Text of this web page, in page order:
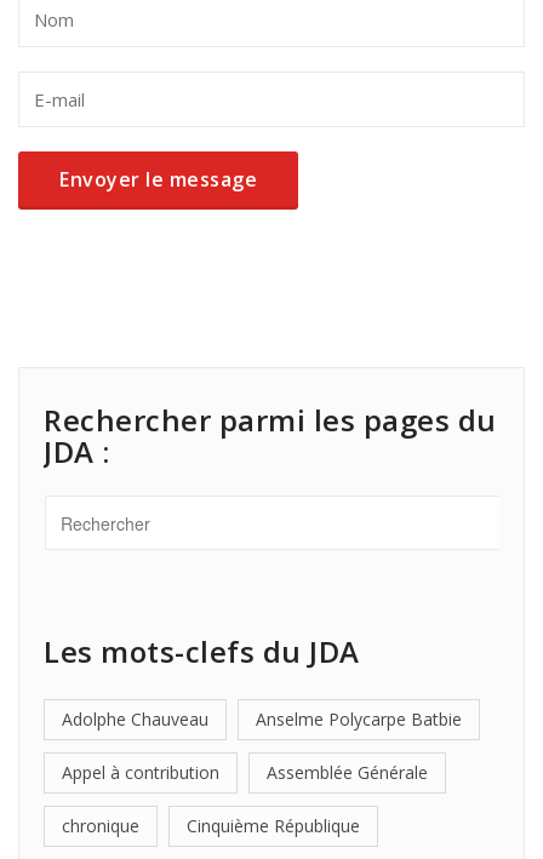
Rechercher parmi les pages du
JDA :
Les mots-clefs du JDA
Adolphe Chauveau Anselme Polycarpe Batbie
Appel à contribution Assemblée Générale
chronique Cinquième République